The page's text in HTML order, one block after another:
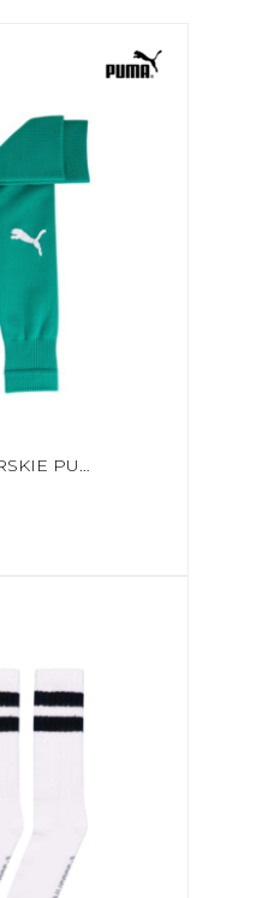
RĘKAWY PIŁKARSKIE PUMA TEAM GOAL ZIELONE 706028 05